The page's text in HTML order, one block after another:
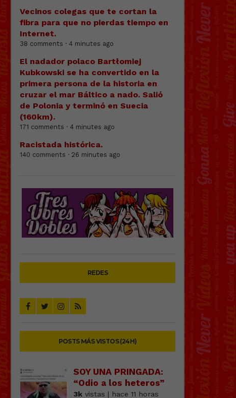
Vecinos colegas que te cortan la
fibra para que no pierdas tiempo en
Internet.
38 comments · 4 minutes ago
El nadador polaco Bartłomiej
Kubkowski se ha convertido en la
primera persona de la historia en
cruzar el mar Báltico a nado. Salió
de Polonia y terminó en Suecia
(160km).
171 comments · 4 minutes ago
Racistada histórica.
140 comments · 26 minutes ago
REDES
POSTS MÁS VISTOS (24H)
SOY UNA PRINGADA:
“Odio a los heteros”
3kvistas | hace 11 horas